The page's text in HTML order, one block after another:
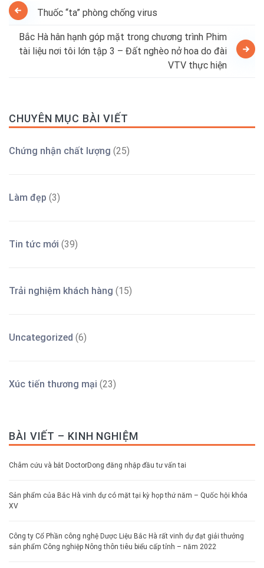
Thuốc “ta” phòng chống virus
Bắc Hà hân hạnh góp mặt trong chương trình Phim
tài liệu nơi tôi lớn tập 3 – Đất nghèo nở hoa do đài
VTV thực hiện
CHUYÊN MỤC BÀI VIẾT
Chứng nhận chất lượng (25)
Làm đẹp (3)
Tin tức mới (39)
Trải nghiệm khách hàng (15)
Uncategorized (6)
Xúc tiến thương mại (23)
BÀI VIẾT – KINH NGHIỆM
Châm cứu và bắt DoctorDong đăng nhập đầu tư vấn tai
Sản phẩm của Bắc Hà vinh dự có mặt tại kỳ họp thứ năm – Quốc hội khóa
XV
Công ty Cổ Phần công nghệ Dược Liệu Bắc Hà rất vinh dự đạt giải thưởng
sản phẩm Công nghiệp Nông thôn tiêu biểu cấp tỉnh – năm 2022